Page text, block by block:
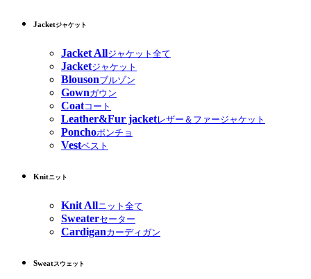
Jacketジャケット
Jacket Allジャケット全て
Jacketジャケット
Blousonブルゾン
Gownガウン
Coatコート
Leather&Fur jacketレザー＆ファージャケット
Ponchoポンチョ
Vestベスト
Knitニット
Knit Allニット全て
Sweaterセーター
Cardiganカーディガン
Sweatスウェット